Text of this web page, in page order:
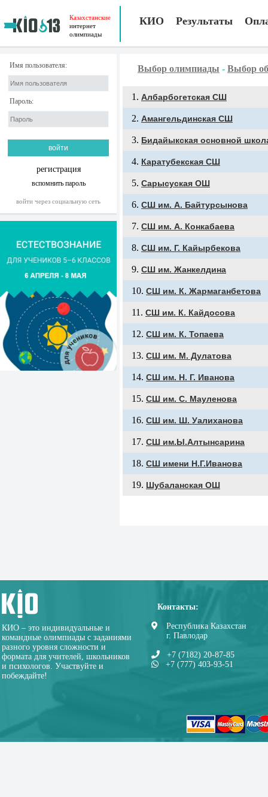
Казахстанские
интернет
олимпиады
КИО Результаты
Имя пользователя:
Пароль:
регистрация
вспомнить пароль
войти через социальную сеть
Выбор олимпиады - Выбор
Албарбогетская СШ
Амангельдинская СШ
Бидайыкская основной
Каратубекская СШ
Сарысуская ОШ
СШ им. А. Байтурсынова
СШ им. А. Конкабаева
СШ им. Г. Кайырбекова
СШ им. Жанкелдина
СШ им. К. Жармаганбетова
СШ им. К. Кайдосова
СШ им. К. Топаева
СШ им. М. Дулатова
СШ им. Н. Г. Иванова
СШ им. С. Мауленова
СШ им. Ш. Уалиханова
СШ им.Ы.Алтынсарина
СШ имени Н.Г.Иванова
Шубаланская ОШ
КИО – это индивидуальные и
командные олимпиады с заданиями
разного уровня сложности и
формата для учителей, школьников
и психологов. Участвуйте и
побеждайте!
Контакты:
Республика Казахстан
г. Павлодар
+7 (7182) 20-87-85
+7 (777) 403-93-51